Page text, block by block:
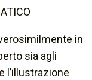
in
sia agli
l’illustrazione